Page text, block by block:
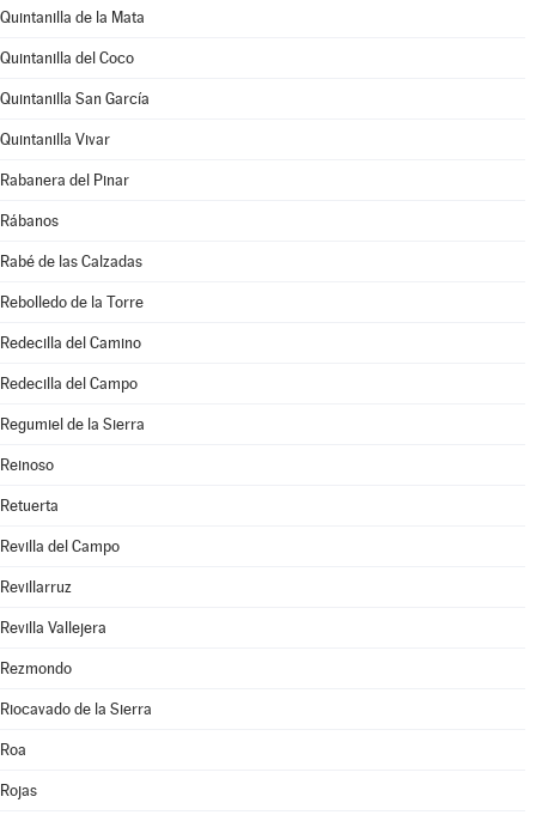
Quintanilla de la Mata
Quintanilla del Coco
Quintanilla San García
Quintanilla Vivar
Rabanera del Pinar
Rábanos
Rabé de las Calzadas
Rebolledo de la Torre
Redecilla del Camino
Redecilla del Campo
Regumiel de la Sierra
Reinoso
Retuerta
Revilla del Campo
Revillarruz
Revilla Vallejera
Rezmondo
Riocavado de la Sierra
Roa
Rojas